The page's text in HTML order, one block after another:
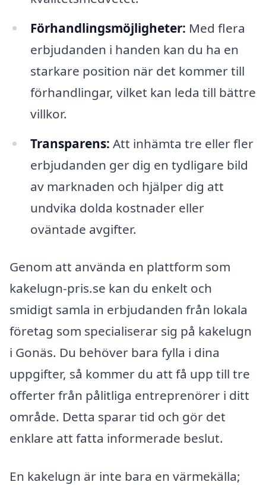
Förhandlingsmöjligheter: Med flera
erbjudanden i handen kan du ha en
starkare position när det kommer till
förhandlingar, vilket kan leda till bättre
villkor.
Transparens: Att inhämta tre eller fler
erbjudanden ger dig en tydligare bild
av marknaden och hjälper dig att
undvika dolda kostnader eller
oväntade avgifter.
Genom att använda en plattform som
kakelugn-pris.se kan du enkelt och
smidigt samla in erbjudanden från lokala
företag som specialiserar sig på kakelugn
i Gonäs. Du behöver bara fylla i dina
uppgifter, så kommer du att få upp till tre
offerter från pålitliga entreprenörer i ditt
område. Detta sparar tid och gör det
enklare att fatta informerade beslut.
En kakelugn är inte bara en värmekälla;